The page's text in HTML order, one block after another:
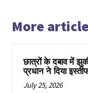
More
छात्रों के दबाव में
प्रधान ने दिया
July 25, 2026